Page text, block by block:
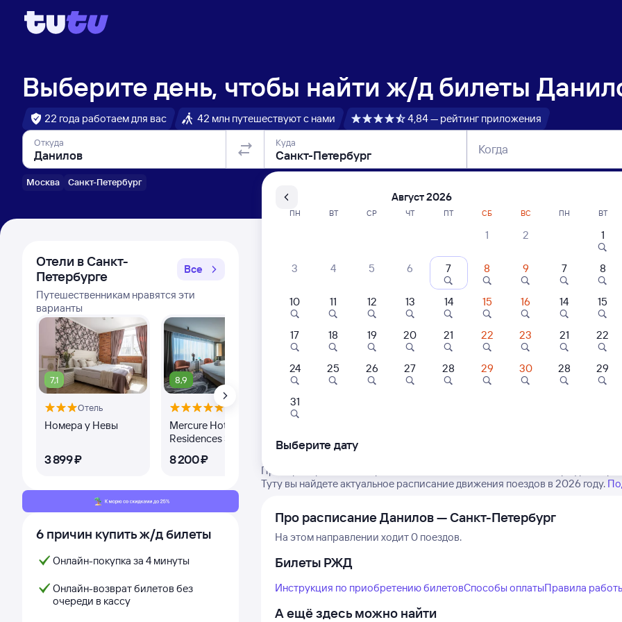
Выберите день, чтобы найти ж/д билеты
22 года работаем для вас 42 млн путешествуют с нами 4,84 — рейтинг приложения
Откуда
Москва Санкт-Петербург
Куда Когда
Отели в Санкт-
Петербурге
Все
Путешественникам нравятся эти
варианты
7,1
Отель
Номера у Невы
3 ⁠899 ⁠₽
8,9
Mercure Hotel and
Residences Saint
8 ⁠200 ⁠₽
9,7
6 причин купить ж/д билеты
Онлайн-покупка за 4 минуты
Онлайн-возврат билетов без
очереди в кассу
Расписание поездов Данилов — Санкт-
Нет рейсов по этому
Проверьте расписание рейсов РЖД из Данилова в Санкт-Петербург.
Туту вы найдете актуальное расписание движения поездов в 2026 году.
Про расписание Данилов — Санкт-Петербург
На этом направлении ходит 0 поездов.
Билеты РЖД
Инструкция по приобретению билетовСпособы оплатыПравила
А ещё здесь можно найти
Август 2026
ПН ВТ СР ЧТ ПТ СБ ВС
1 2
3 4 5 6 7 8 9
10 11 12 13 14 15 16
17 18 19 20 21 22 23
24 25 26 27 28 29 30
31
ПН ВТ
1
7 8
14 15
21 22
28 29
Выберите дату